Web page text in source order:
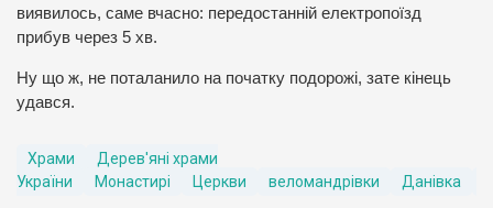
виявилось, саме вчасно: передостанній електропоїзд
прибув через 5 хв.
Ну що ж, не поталанило на початку подорожі, зате кінець
удався.
Храми
Дерев'яні храми
України
Монастирі Церкви веломандрівки Данівка